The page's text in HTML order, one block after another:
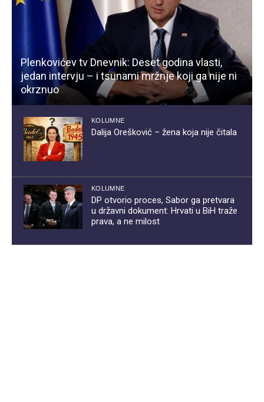
Plenkovićev tv Dnevnik: Deset godina vlasti,
jedan intervju – i tsunami mržnje koji ga nije ni
okrznuo
KOLUMNE
Dalija Orešković – žena koja nije čitala
KOLUMNE
DP otvorio proces, Sabor ga pretvara
u državni dokument: Hrvati u BiH traže
prava, a ne milost